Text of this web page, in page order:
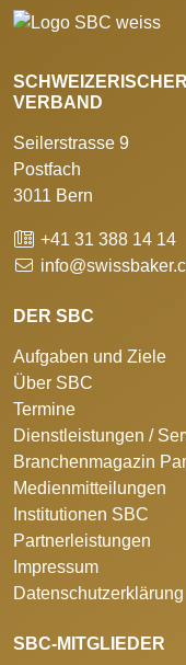
VERBAND
Seilerstrasse 9
Postfach
3011 Bern
+41 31 388 14 14
DER SBC
Aufgaben und Ziele
Über SBC
Termine
Dienstleistungen /
Branchenmagazin
Medienmitteilungen
Institutionen SBC
Partnerleistungen
Impressum
Datenschutzerklärung
SBC-MITGLIEDER